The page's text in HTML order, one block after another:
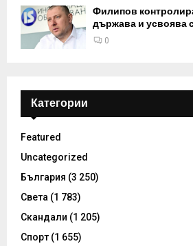
Филипов
държава и усвоява
0
Категории
Featured
Uncategorized
България (3 250)
Света (1 783)
Скандали (1 205)
Спорт (1 655)